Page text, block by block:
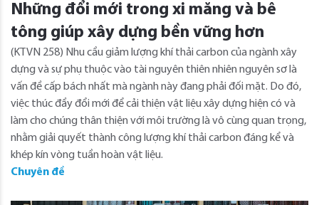
Những đổi mới trong xi măng và bê
tông giúp xây dựng bền vững hơn
(KTVN 258) Nhu cầu giảm lượng khí thải carbon của ngành xây
dựng và sự phụ thuộc vào tài nguyên thiên nhiên nguyên sơ là
vấn đề cấp bách nhất mà ngành này đang phải đối mặt. Do đó,
việc thúc đẩy đổi mới để cải thiện vật liệu xây dựng hiện có và
làm cho chúng thân thiện với môi trường là vô cùng quan trọng,
nhằm giải quyết thành công lượng khí thải carbon đáng kể và
khép kín vòng tuần hoàn vật liệu.
Chuyên đề